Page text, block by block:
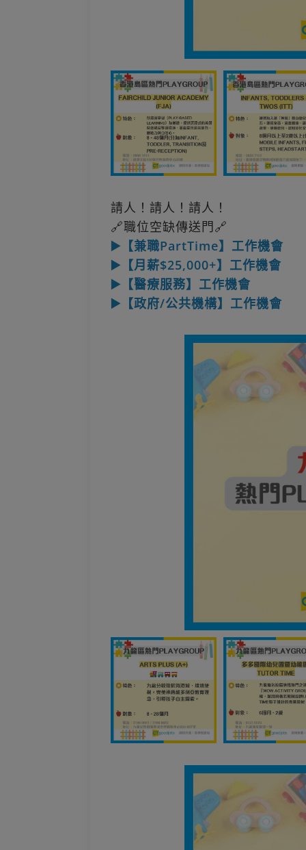
請人！請人！請人！
🔗職位空缺傳送門🔗
▶️【兼職PartTime】工作機會
▶️【月薪$25,000+】工作機會
▶️【醫療服務】工作機會
▶️【政府/公共機構】工作機會